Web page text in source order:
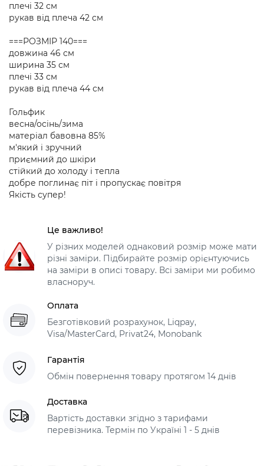
плечі 32 см
рукав від плеча 42 см
===РОЗМІР 140===
довжина 46 см
ширина 35 см
плечі 33 см
рукав від плеча 44 см
Гольфик
весна/осінь/зима
матеріал бавовна 85%
м'який і зручний
приємний до шкіри
стійкий до холоду і тепла
добре поглинає піт і пропускає повітря
Якість супер!
Це важливо!
У різних моделей однаковий розмір може мати
різні заміри. Підбирайте розмір орієнтуючись
на заміри в описі товару. Всі заміри ми робимо
власноруч.
Оплата
Безготівковий розрахунок, Liqpay,
Visa/MasterCard, Privat24, Monobank
Гарантія
Обмін повернення товару протягом 14 днів
Доставка
Вартість доставки згідно з тарифами
перевізника. Термін по Україні 1 - 5 днів